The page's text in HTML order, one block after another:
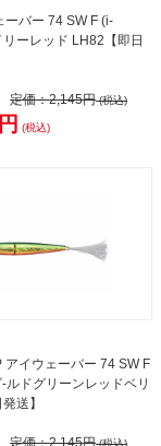
ーバー 74 SW F (i-
ーレッド LH82【即日
定価：2,145円(税込)
(税込)
アイウェーバー 74 SW F
ルドグリーンレッドベリ
送】
定価：2,145円(税込)